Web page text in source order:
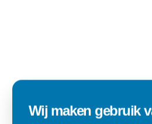
Wij maken gebruik